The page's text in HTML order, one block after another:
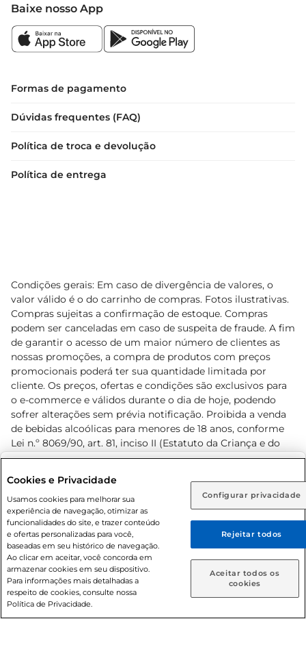
Rio de Janeiro (RJ) Goiás (GO)
Ou
Caso queira comprar online, informe como deseja receber
suas compras:
Entrega em casa Retire em Loja
Baixe nosso App
Formas de pagamento
Dúvidas frequentes (FAQ)
Política de troca e devolução
Política de entrega
Condições gerais: Em caso de divergência de valores, o
valor válido é o do carrinho de compras. Fotos ilustrativas.
Compras sujeitas a confirmação de estoque. Compras
podem ser canceladas em caso de suspeita de fraude. A fim
de garantir o acesso de um maior número de clientes as
nossas promoções, a compra de produtos com preços
promocionais poderá ter sua quantidade limitada por
cliente. Os preços, ofertas e condições são exclusivos para
o e-commerce e válidos durante o dia de hoje, podendo
sofrer alterações sem prévia notificação. Proibida a venda
de bebidas alcoólicas para menores de 18 anos, conforme
Lei n.º 8069/90, art. 81, inciso II (Estatuto da Criança e do
Adolescente). Preços e condições exclusivos para o
prévio. O valor mínimo para as compras on-line é de R$
80,00.
© 2026 Copyright. Todos os direitos
reservados Prezunic.
Cookies e Privacidade
Usamos cookies para melhorar sua
experiência de navegação, otimizar as
funcionalidades do site, e trazer conteúdo
e ofertas personalizadas para você,
baseadas em seu histórico de navegação.
Ao clicar em aceitar, você concorda em
armazenar cookies em seu dispositivo.
Para informações mais detalhadas a
respeito de cookies, consulte nossa
Política de Privacidade.
Configurar privacidade
Rejeitar todos
Aceitar todos os
cookies